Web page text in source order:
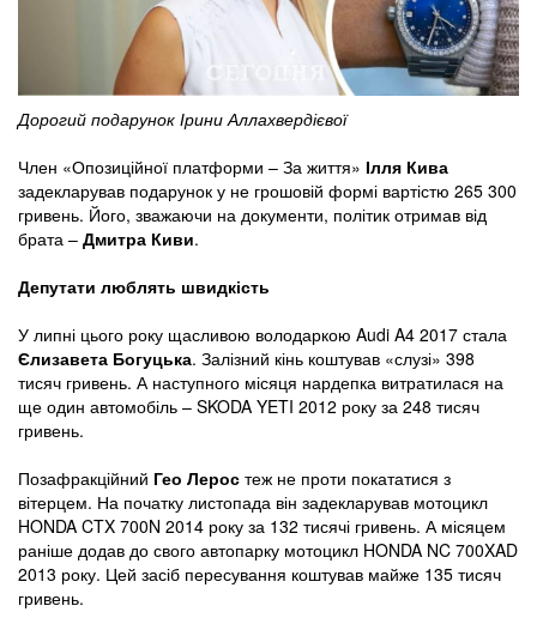
Дорогий подарунок Ірини Аллахвердієвої
Член «Опозиційної платформи – За життя» Ілля Кива
задекларував подарунок у не грошовій формі вартістю 265 300
гривень. Його, зважаючи на документи, політик отримав від
брата – Дмитра Киви.
Депутати люблять швидкість
У липні цього року щасливою володаркою Audi A4 2017 стала
Єлизавета Богуцька. Залізний кінь коштував «слузі» 398
тисяч гривень. А наступного місяця нардепка витратилася на
ще один автомобіль – SKODA YETI 2012 року за 248 тисяч
гривень.
Позафракційний Гео Лерос теж не проти покататися з
вітерцем. На початку листопада він задекларував мотоцикл
HONDA CTX 700N 2014 року за 132 тисячі гривень. А місяцем
раніше додав до свого автопарку мотоцикл HONDA NC 700XAD
2013 року. Цей засіб пересування коштував майже 135 тисяч
гривень.